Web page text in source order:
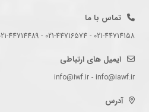
تماس با ما
021-44714158 - 021-44716574 - 021-44714489
ایمیل های ارتباطی
info@iwf.ir - info@iawf.ir
آدرس